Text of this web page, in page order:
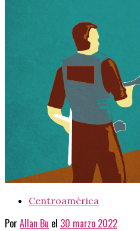
Centroamérica
Por Allan Bu el 30 marzo 2022